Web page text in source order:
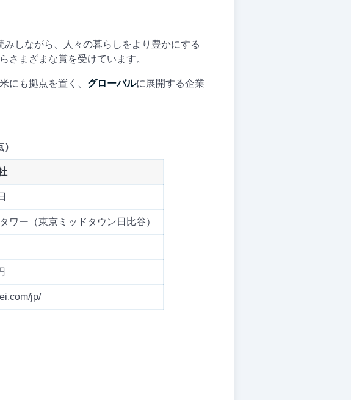
しながら、人々の暮らしをより豊かにする
さまざまな賞を受けています。
にも拠点を置く、 グローバルに展開する企業
ワー（東京ミッドタウン日比谷）
jp/